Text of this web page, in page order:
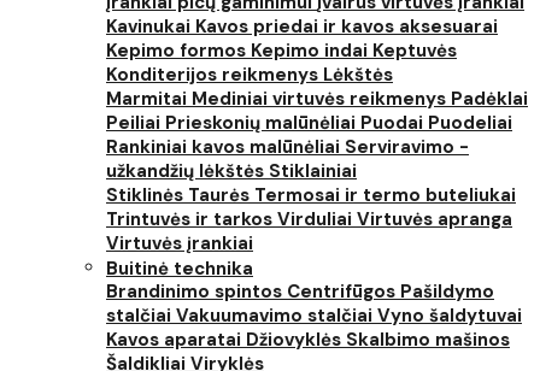
Kavinukai Kavos priedai ir kavos aksesuarai
Kepimo formos Kepimo indai Keptuvės
Konditerijos reikmenys Lėkštės
Marmitai Mediniai virtuvės reikmenys Padėklai
Peiliai Prieskonių malūnėliai Puodai Puodeliai
Rankiniai kavos malūnėliai Serviravimo -
užkandžių lėkštės Stiklainiai
Stiklinės Taurės Termosai ir termo buteliukai
Trintuvės ir tarkos Virduliai Virtuvės apranga
Virtuvės įrankiai
Buitinė technika
Brandinimo spintos Centrifūgos Pašildymo
stalčiai Vakuumavimo stalčiai Vyno šaldytuvai
Kavos aparatai Džiovyklės Skalbimo mašinos
Šaldikliai Viryklės